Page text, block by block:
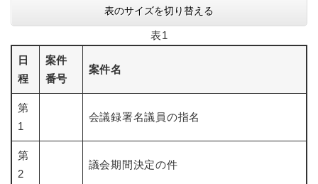
の
ニ
を
ら
育
・
メ
ニ
ュ
ー
ひ
健康・医療・福祉
健
・
の
スポーツ・文化
ス
ー
文
ま
づ
表のサイズを切り替える
表1
日
程
案件
番号
案件名
第
1
会議録署名議員の指名
第
2
議会期間決定の件